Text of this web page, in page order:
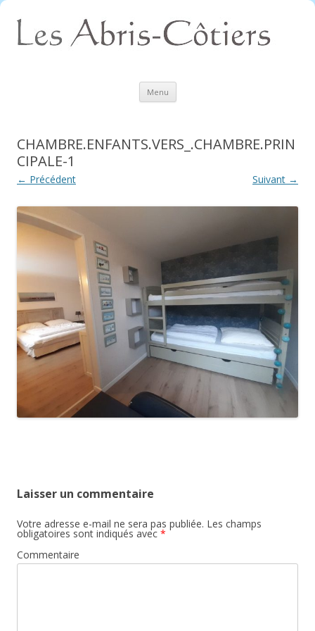
Menu Aller
contenu
CHAMBRE.ENFANTS.VERS_.CHAMBRE.PRIN
CIPALE-1
← Précédent Suivant →
Laisser un commentaire
Votre adresse e-mail ne sera pas publiée. Les champs
obligatoires sont indiqués avec *
Commentaire